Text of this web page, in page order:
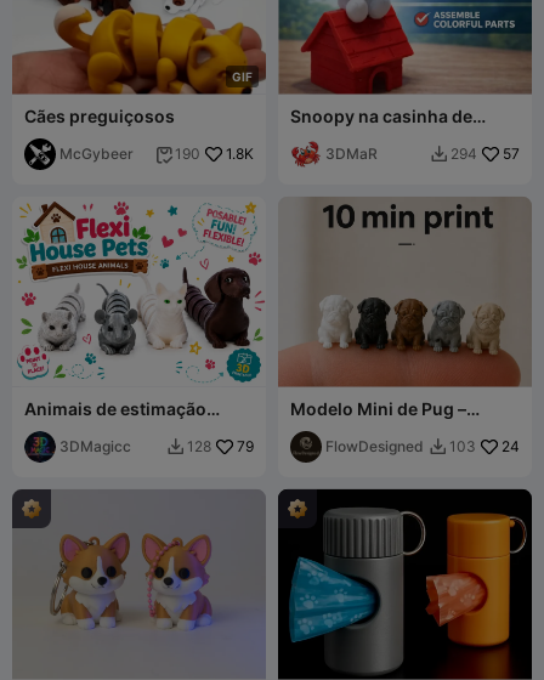
GIF
Cães preguiçosos
McGybeer  190 1.8K
Snoopy na casinha de
3DMaR  294 57
Animais de estimação
flexíveis articulados -
brinquedos de animais de
estimação
3DMagicc  128 79
Modelo Mini de Pug –
Impressão Rápida Ultra
Detalhada
FlowDesigned  103 24